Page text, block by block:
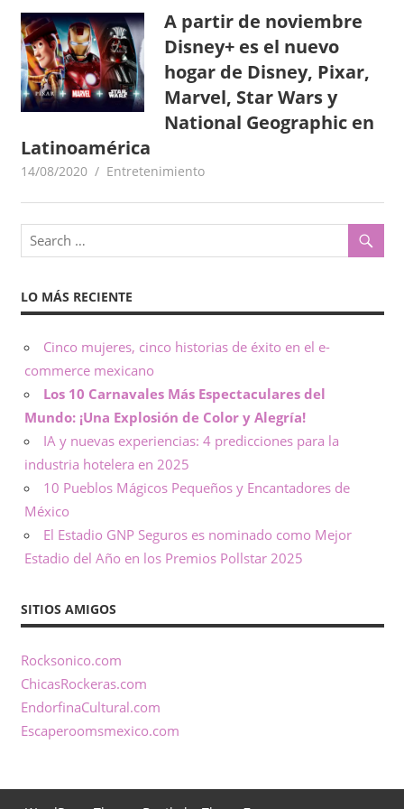
x
i
c
–
N
t
a
s
d
e
o
a
s
o
,
i
n
f
r
m
i
ó
A partir de noviembre
Disney+ es el nuevo
hogar de Disney, Pixar,
Marvel, Star Wars y
National Geographic en
Latinoamérica
14/08/2020 goodtripmx
Entretenimiento
LO MÁS RECIENTE
Cinco mujeres, cinco historias de éxito en el e-
commerce mexicano
Los 10 Carnavales Más Espectaculares del
Mundo: ¡Una Explosión de Color y Alegría!
IA y nuevas experiencias: 4 predicciones para la
industria hotelera en 2025
10 Pueblos Mágicos Pequeños y Encantadores de
México
El Estadio GNP Seguros es nominado como Mejor
Estadio del Año en los Premios Pollstar 2025
SITIOS AMIGOS
Rocksonico.com
ChicasRockeras.com
EndorfinaCultural.com
Escaperoomsmexico.com